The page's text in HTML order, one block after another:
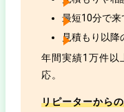
最短10分で来
見積もり以降
年間実績1万件以
応。
リピーターから